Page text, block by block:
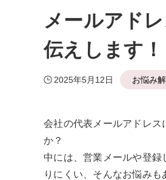
メールアド
伝えします！
2025年5月12日 お悩み
会社の代表メールアドレ
か？
中には、営業メールや登
りにくい、そんなお悩みも